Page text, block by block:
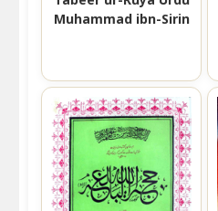
Muhammad ibn-Sirin